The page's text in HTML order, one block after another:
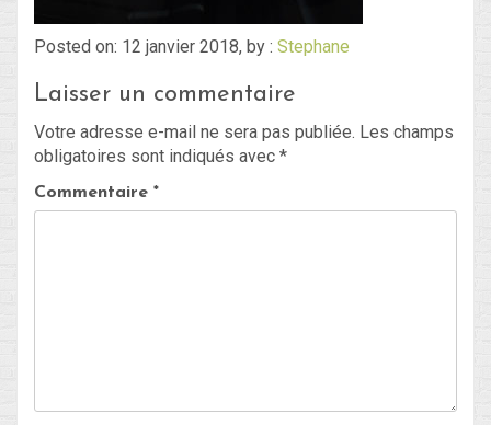
Posted on: 12 janvier 2018, by : Stephane
Laisser un commentaire
Votre adresse e-mail ne sera pas publiée. Les champs
obligatoires sont indiqués avec *
Commentaire *